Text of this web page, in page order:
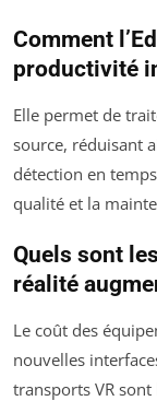
Comment
productivité
Elle permet de
source, réduisant
détection en
qualité et la
Quels sont
réalité
Le coût des
nouvelles
transports VR